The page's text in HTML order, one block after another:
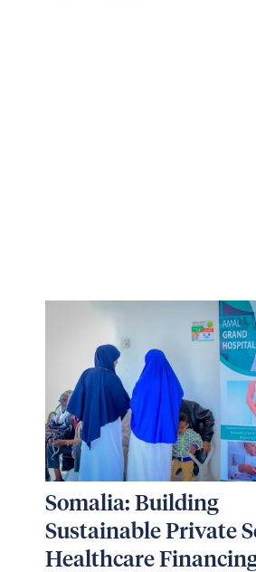
Somalia: Building
Sustainable Private
Healthcare